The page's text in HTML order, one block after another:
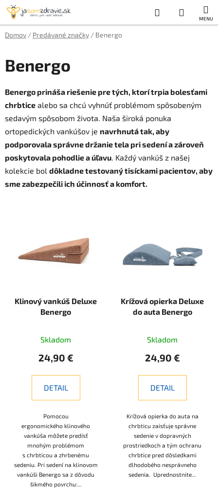
Prejsť
obsah
Hľadať
KOŠÍK
Domov / Predávané značky / Benergo
Benergo
Benergo prináša riešenie pre tých, ktorí trpia bolesťami
chrbtice alebo sa chcú vyhnúť problémom spôsobeným
sedavým spôsobom života. Naša široká ponuka
ortopedických vankúšov je navrhnutá tak, aby
podporovala správne držanie tela pri sedení a zároveň
poskytovala pohodlie a úľavu . Každý vankúš z našej
kolekcie bol dôkladne testovaný tisíckami pacientov, aby
sme zabezpečili ich účinnosť a komfort.
Klinový vankúš Deluxe
Benergo
Skladom
24,90 €
DETAIL
Pomocou
ergonomického klinového
vankúša môžete predísť
mnohým problémom
s chrbticou a zhrbenému
sedeniu. Pri sedení na klinovom
vankúši Benergo sa z dôvodu
šikmého povrchu:...
Krížová opierka Deluxe
do auta Benergo
Skladom
24,90 €
DETAIL
Krížová opierka do auta na
chrbticu zaisťuje správne
sedenie v dopravných
prostriedkoch a tým ochranu
chrbtice pred dôsledkami
dlhodobého nesprávneho
sedenia. Uprednostnite...